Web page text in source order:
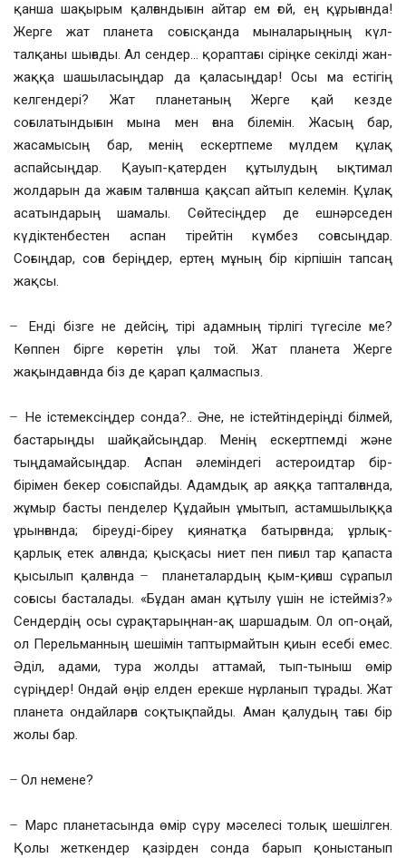
қанша шақырым қалғандығын айтар ем ғой, ең құрығанда!
Жерге жат планета соғысқанда мыналарыңның күл-
талқаны шығады. Ал сендер… қораптағы сіріңке секілді жан-
жаққа шашыласыңдар да қаласыңдар! Осы ма естігің
келгендері? Жат планетаның Жерге қай кезде
соғылатындығын мына мен ғана білемін. Жасың бар,
жасамысың бар, менің ескертпеме мүлдем құлақ
аспайсыңдар. Қауып-қатерден құтылудың ықтимал
жолдарын да жағым талғанша қақсап айтып келемін. Құлақ
асатындарың шамалы. Сөйтесіңдер де ешнәрседен
күдіктенбестен аспан тірейтін күмбез соғасыңдар.
Соғыңдар, соға беріңдер, ертең мұның бір кірпішін тапсаң
жақсы.
̶ Енді бізге не дейсің, тірі адамның тірлігі түгесіле ме?
Көппен бірге көретін ұлы той. Жат планета Жерге
жақындағанда біз де қарап қалмаспыз.
̶ Не істемексіңдер сонда?.. Әне, не істейтіндеріңді білмей,
бастарыңды шайқайсыңдар. Менің ескертпемді және
тыңдамайсыңдар. Аспан әлеміндегі астероидтар бір-
бірімен бекер соғыспайды. Адамдық ар аяққа тапталғанда,
жұмыр басты пенделер Құдайын ұмытып, астамшылыққа
ұрынғанда; біреуді-біреу қиянатқа батырғанда; ұрлық-
қарлық етек алғанда; қысқасы ниет пен пиғыл тар қапаста
қысылып қалғанда ̶ планеталардың қым-қиғаш сұрапыл
соғысы басталады. «Бұдан аман құтылу үшін не істейміз?»
Сендердің осы сұрақтарыңнан-ақ шаршадым. Ол оп-оңай,
ол Перельманның шешімін таптырмайтын қиын есебі емес.
Әділ, адами, тура жолды аттамай, тып-тыныш өмір
сүріңдер! Ондай өңір елден ерекше нұрланып тұрады. Жат
планета ондайларға соқтықпайды. Аман қалудың тағы бір
жолы бар.
̶ Ол немене?
̶ Марс планетасында өмір сүру мәселесі толық шешілген.
Қолы жеткендер қазірден сонда барып қоныстанып